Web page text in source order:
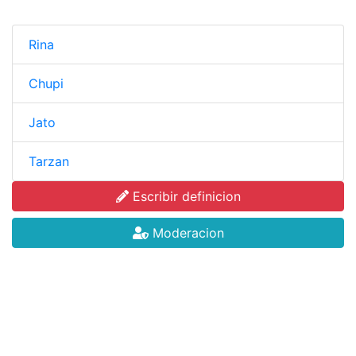
Rina
Chupi
Jato
Tarzan
Escribir definicion
Moderacion